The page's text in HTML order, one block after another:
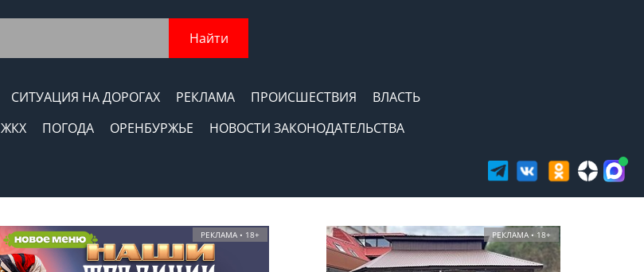
Найти
СИТУАЦИЯ НА ДОРОГАХ РЕКЛАМА ПРОИСШЕСТВИЯ
ВЛАСТЬ
ЖКХ ПОГОДА ОРЕНБУРЖЬЕ
НОВОСТИ ЗАКОНОДАТЕЛЬСТВА
РЕКЛАМА • 18+ РЕКЛАМА • 18+